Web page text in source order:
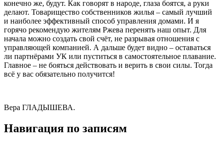
конечно же, будут. Как говорят в народе, глаза боятся, а руки
делают. Товарищество собственников жилья – самый лучший
и наиболее эффективный способ управления домами. И я
горячо рекомендую жителям Ржева перенять наш опыт. Для
начала можно создать свой счёт, не разрывая отношения с
управляющей компанией. А дальше будет видно – оставаться
ли партнёрами УК или пуститься в самостоятельное плавание.
Главное – не бояться действовать и верить в свои силы. Тогда
всё у вас обязательно получится!
Вера ГЛАДЫШЕВА.
Навигация по записям